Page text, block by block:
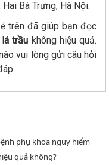
Bà Trưng, Hà Nội.
trên đã giúp bạn đọc
lá trầu không hiệu quả.
vui lòng gửi câu hỏi
phụ khoa nguy hiểm
quả không?